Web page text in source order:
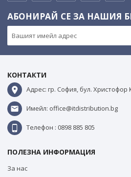
АБОНИРАЙ СЕ ЗА НАШИЯ
КОНТАКТИ
Адрес: гр. София, бул.
Имейл: office@itdistribution.bg
Телефон : 0898 885 805
ПОЛЕЗНА ИНФОРМАЦИЯ
За нас